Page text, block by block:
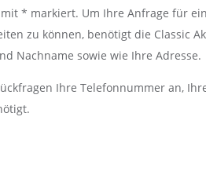
* markiert. Um Ihre Anfrage für
zu können, benötigt die Classic
Nachname sowie wie Ihre Adresse.
Ihre Telefonnummer an,